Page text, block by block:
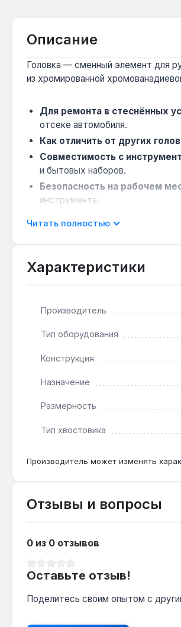
Описание
Головка — сменный элемент для
из хромированной
Для ремонта в стеснённых
отсеке автомобиля.
Как отличить от других
Совместимость с
и бытовых наборов.
Безопасность на рабочем
инструмента.
Какой размер крепежа
Шестигранный профиль 22 мм
Читать полностью
Характеристики
Производитель
Тип оборудования
Конструкция
Назначение
Размерность
Тип хвостовика
Производитель может изменять
Отзывы и вопросы
0 из 0 отзывов
Оставьте отзыв!
Поделитесь своим опытом с